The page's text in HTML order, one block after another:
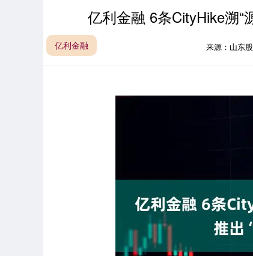
亿利金融 6条CityHike溯“
亿利金融 来源：山东